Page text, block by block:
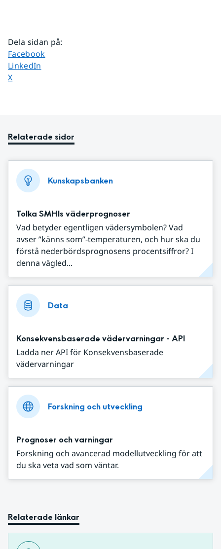
Dela sidan på:
Dela sidan på
Facebook
Dela sidan på
LinkedIn
Dela sidan på
X
Relaterade sidor
Kunskapsbanken
Tolka SMHIs väderprognoser
Vad betyder egentligen vädersymbolen? Vad
avser ”känns som”-temperaturen, och hur ska du
förstå nederbördsprognosens procentsiffror? I
denna vägled...
Data
Konsekvensbaserade vädervarningar - API
Ladda ner API för Konsekvensbaserade
vädervarningar
Forskning och utveckling
Prognoser och varningar
Forskning och avancerad modellutveckling för att
du ska veta vad som väntar.
Relaterade länkar